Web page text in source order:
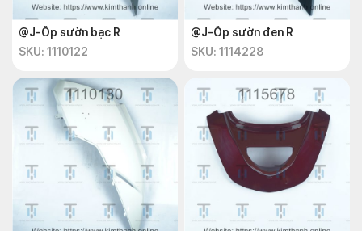
@J-Ốp sườn bạc R
SKU: 1110122
@J-Ốp sườn đen R
SKU: 1114228